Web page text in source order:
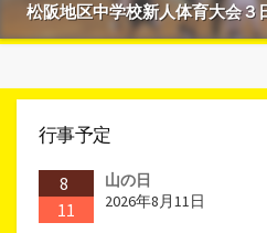
松阪地区中学校新人体育大会３
行事予定
8
11
山の日
2026年8月11日